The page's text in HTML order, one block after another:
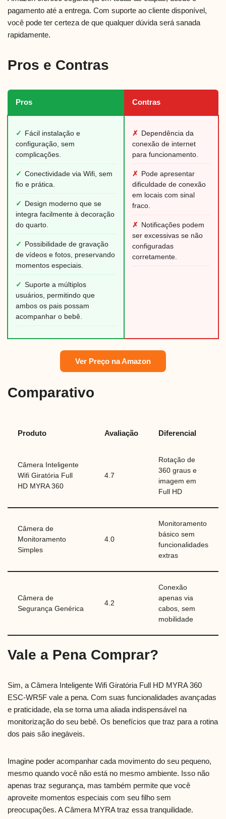
pagamento até a entrega. Com suporte ao cliente disponível,
você pode ter certeza de que qualquer dúvida será sanada
rapidamente.
Pros e Contras
Pros Contras
✓
Fácil instalação e
configuração, sem
complicações.
✓ Conectividade via Wifi, sem
fio e prática.
✓
Design moderno que se
integra facilmente à decoração
do quarto.
✓
Possibilidade de gravação
de vídeos e fotos, preservando
momentos especiais.
✓ Suporte a múltiplos
usuários, permitindo que
ambos os pais possam
acompanhar o bebê.
✗ Dependência da
conexão de internet
para funcionamento.
✗ Pode apresentar
dificuldade de conexão
em locais com sinal
fraco.
✗ Notificações podem
ser excessivas se não
configuradas
corretamente.
Ver Preço na Amazon
Comparativo
Produto Avaliação Diferencial
Câmera Inteligente
Wifi Giratória Full
HD MYRA 360
4.7
Rotação de
360 graus e
imagem em
Full HD
Câmera de
Monitoramento
Simples
4.0
Monitoramento
básico sem
funcionalidades
extras
Câmera de
Segurança Genérica
4.2
Conexão
apenas via
cabos, sem
mobilidade
Vale a Pena Comprar?
Sim, a Câmera Inteligente Wifi Giratória Full HD MYRA 360
ESC-WR5F vale a pena. Com suas funcionalidades avançadas
e praticidade, ela se torna uma aliada indispensável na
monitorização do seu bebê. Os benefícios que traz para a rotina
dos pais são inegáveis.
Imagine poder acompanhar cada movimento do seu pequeno,
mesmo quando você não está no mesmo ambiente. Isso não
apenas traz segurança, mas também permite que você
aproveite momentos especiais com seu filho sem
preocupações. A Câmera MYRA traz essa tranquilidade.